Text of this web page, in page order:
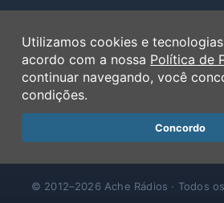
Termos de Uso
Política de Privacidade
Ferramentas
Contato
© 2012–2026 Ache Rádios · Todos
Utilizamos cookies e
acordo com a nossa Política de
continuar navegando, você
condições.
Concordo